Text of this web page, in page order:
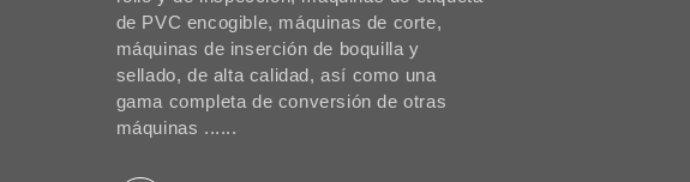
de PVC encogible, máquinas de corte,
máquinas de inserción de boquilla y
sellado, de alta calidad, así como una
gama completa de conversión de otras
máquinas ......